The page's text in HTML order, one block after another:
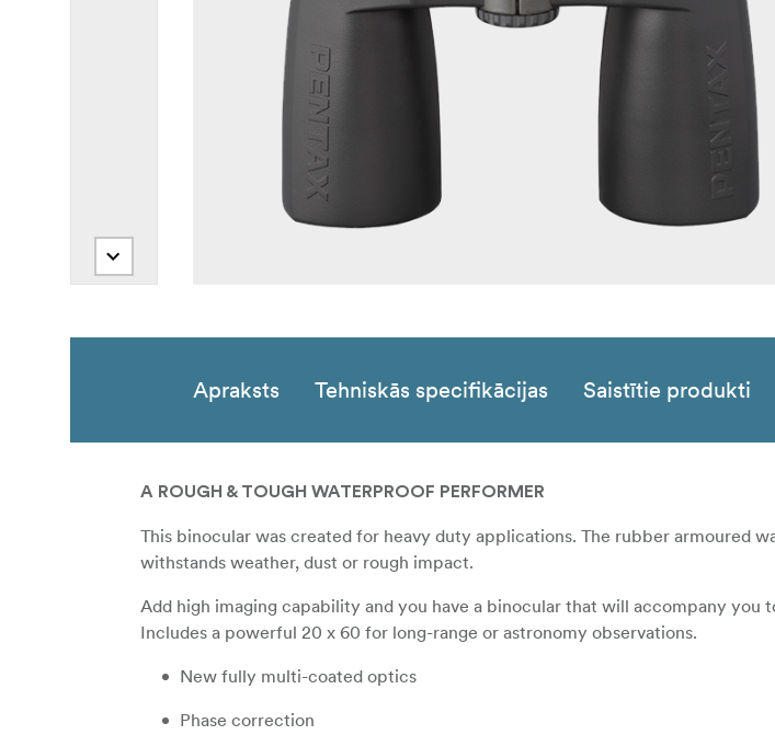
Apraksts Tehniskās specifikācijas Saistītie produkti
A ROUGH & TOUGH WATERPROOF PERFORMER
This binocular was created for heavy duty applications. The rubber armoured
withstands weather, dust or rough impact.
Add high imaging capability and you have a binocular that will accompany you
Includes a powerful 20 x 60 for long-range or astronomy observations.
New fully multi-coated optics
Phase correction